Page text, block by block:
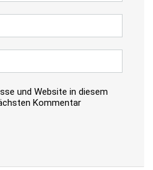
und Website in diesem
Kommentar